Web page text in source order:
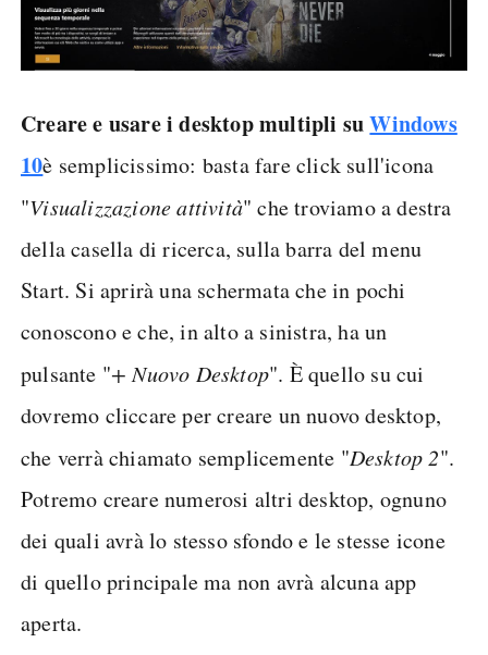
Creare e usare i desktop multipli suWindows
10è semplicissimo: basta fare click sull'icona
"Visualizzazione attività" che troviamo a destra
della casella di ricerca, sulla barra del menu
Start. Si aprirà una schermata che in pochi
conoscono e che, in alto a sinistra, ha un
pulsante "+ Nuovo Desktop". È quello su cui
dovremo cliccare per creare un nuovo desktop,
che verrà chiamato semplicemente "Desktop 2".
Potremo creare numerosi altri desktop, ognuno
dei quali avrà lo stesso sfondo e le stesse icone
di quello principale ma non avrà alcuna app
aperta.